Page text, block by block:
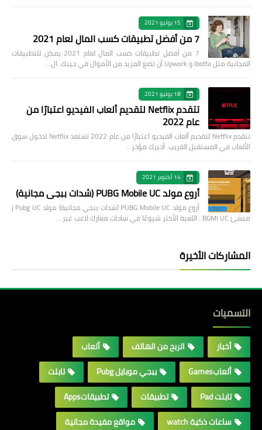
15 يوليو 2021
7 من أفضل تطبيقات كسب المال لعام 2021
7 من أفضل تطبيقات كسب المال لعام 2021 يمكن للتطبيقات
المجانية مثل Ibotta و Upwork أن تضع المزيد من الأموال في جيبك. ال…
18 يوليو 2021
تتقدم Netflix لتقديم ألعاب الفيديو اعتبارًا من
عام 2022
تتقدم Netflix لتقديم ألعاب الفيديو اعتبارًا من عام 2022 تستعد Netflix لدخول سوق
الألعاب في المستقبل القريب. أخبرك مؤخر…
14 أكتوبر 2021
أروع مولد PUBG Mobile UC (شدات ببجي مجانية)
أروع مولد PUBG Mobile UC (شدات ببجي مجانية) مولد Pubg UC |
منشئ BGMI UC : اللعبة الأكثر شيوعًا في ساحات معارك لاعب غير…
المشاركات الأخيرة
التسميات
أخبار الربح من الهاتف
ألعاب
ألعابGames
ببجي موبايل Pubg
تابلت
تابلت Pad
تطبيقات
تطبيقاتApps
ساعات ذكية watch
مواقع مفيدة مجانية